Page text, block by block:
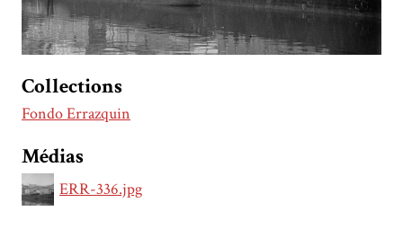
Collections
Fondo Errazquin
Médias
ERR-336.jpg